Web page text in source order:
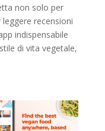
non solo per
recensioni
indispensabile
di vita vegetale,